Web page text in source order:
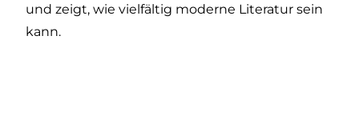
und zeigt, wie vielfältig moderne Literatur sein
kann.